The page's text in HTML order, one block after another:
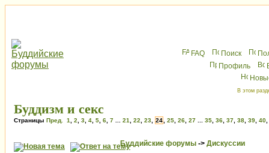
FAQ Поиск
Профиль
В этом
Буддизм и секс
Страницы Пред. 1 2 3 4 5 6 7 21 22 23 24 25 26 27 35 36 37 38 39 40
Буддийские форумы -> Дискуссии